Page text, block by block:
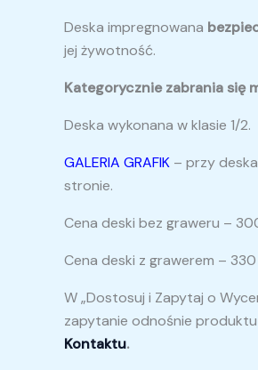
Deska impregnowana
jej żywotność.
Kategorycznie zabrania się
Deska wykonana w klasie 1/2.
GALERIA GRAFIK – przy
stronie.
Cena deski bez graweru –
Cena deski z grawerem – 330
W „Dostosuj i Zapytaj o
zapytanie odnośnie produktu
Kontaktu.